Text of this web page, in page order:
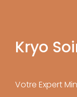
Kryo
Votre Expert